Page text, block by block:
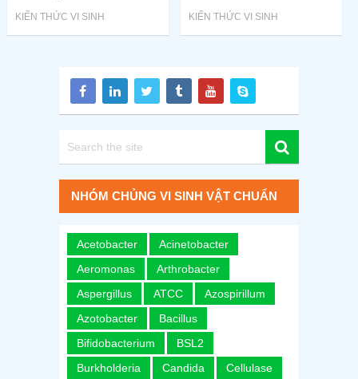
KIẾN THỨC VI SINH KIẾN THỨC VI SINH
NHÓM CHỦNG VI SINH VẬT CHUẨN
Acetobacter
Acinetobacter
Aeromonas
Arthrobacter
Aspergillus
ATCC
Azospirillum
Azotobacter
Bacillus
Bifidobacterium
BSL2
Burkholderia
Candida Cellulase